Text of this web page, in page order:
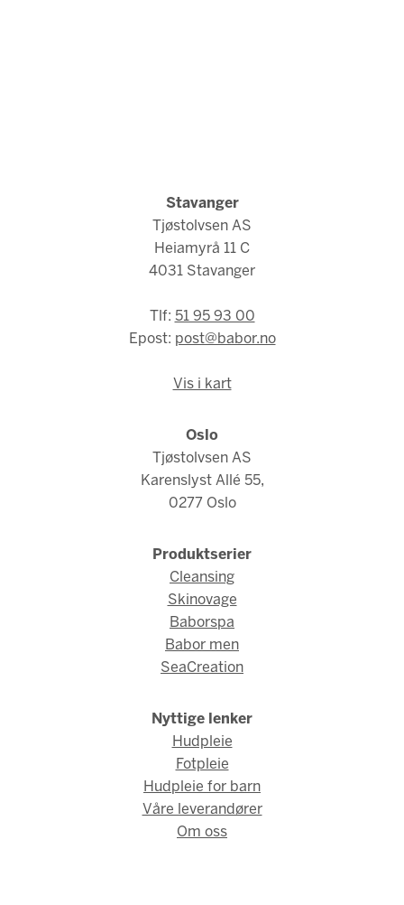
Stavanger
Tjøstolvsen AS
Heiamyrå 11 C
4031 Stavanger
Tlf: 51 95 93 00
Epost: post@babor.no
Vis i kart
Oslo
Tjøstolvsen AS
Karenslyst Allé 55,
0277 Oslo
Produktserier
Cleansing
Skinovage
Baborspa
Babor men
SeaCreation
Nyttige lenker
Hudpleie
Fotpleie
Hudpleie for barn
Våre leverandører
Om oss